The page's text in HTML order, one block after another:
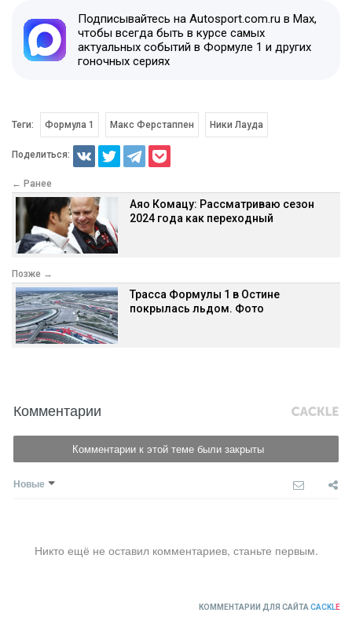
Подписывайтесь на Autosport.com.ru в Max,
чтобы всегда быть в курсе самых
актуальных событий в Формуле 1 и других
гоночных сериях
Теги: Формула 1 Макс Ферстаппен Ники Лауда
Поделиться:
← Ранее
Аяо Комацу: Рассматриваю сезон
2024 года как переходный
Позже →
Трасса Формулы 1 в Остине
покрылась льдом. Фото
Комментарии
Комментарии к этой теме были закрыты
Новые
Никто ещё не оставил комментариев, станьте первым.
КОММЕНТАРИИ ДЛЯ САЙТА CACKLE